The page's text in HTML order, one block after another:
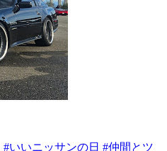
#いいニッサンの日 #仲間とツ